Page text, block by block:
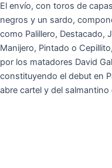
El envío, con toros de
negros y un sardo,
como Palillero, Destacado,
Manijero, Pintado o
por los matadores David
constituyendo el debut en
abre cartel y del salmantino